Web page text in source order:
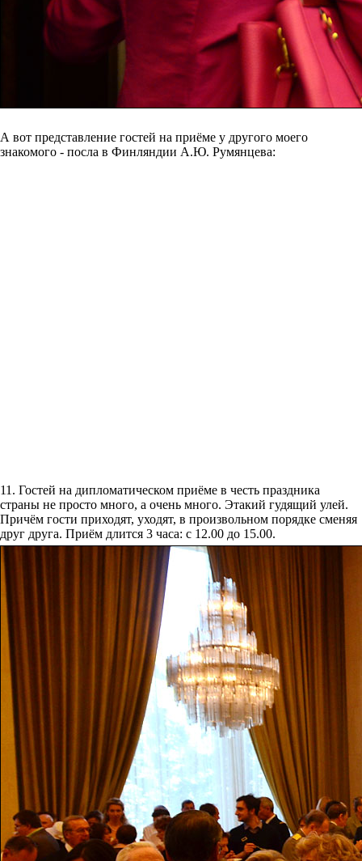
А вот представление гостей на приёме у другого моего
знакомого - посла в Финляндии А.Ю. Румянцева:
11. Гостей на дипломатическом приёме в честь праздника
страны не просто много, а очень много. Этакий гудящий улей.
Причём гости приходят, уходят, в произвольном порядке сменяя
друг друга. Приём длится 3 часа: с 12.00 до 15.00.